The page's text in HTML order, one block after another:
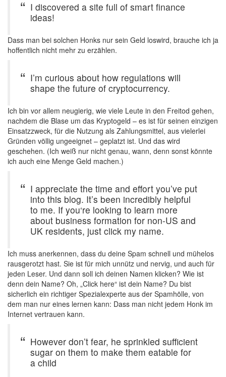
I discovered a site full of smart finance
ideas!
Dass man bei solchen Honks nur sein Geld loswird, brauche ich ja
hoffentlich nicht mehr zu erzählen.
I’m curious about how regulations will
shape the future of cryptocurrency.
Ich bin vor allem neugierig, wie viele Leute in den Freitod gehen,
nachdem die Blase um das Kryptogeld – es ist für seinen einzigen
Einsatzzweck, für die Nutzung als Zahlungsmittel, aus vielerlei
Gründen völlig ungeeignet – geplatzt ist. Und das wird
geschehen. (Ich weiß nur nicht genau, wann, denn sonst könnte
ich auch eine Menge Geld machen.)
I appreciate the time and effort you’ve put
into this blog. It’s been incredibly helpful
to me. If you‘re looking to learn more
about business formation for non-US and
UK residents, just click my name.
Ich muss anerkennen, dass du deine Spam schnell und mühelos
rausgerotzt hast. Sie ist für mich unnütz und nervig, und auch für
jeden Leser. Und dann soll ich deinen Namen klicken? Wie ist
denn dein Name? Oh, „Click here“ ist dein Name? Du bist
sicherlich ein richtiger Spezialexperte aus der Spamhölle, von
dem man nur eines lernen kann: Dass man nicht jedem Honk im
Internet vertrauen kann.
However don’t fear, he sprinkled sufficient
sugar on them to make them eatable for
a child